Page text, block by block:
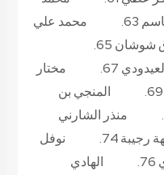
عبو 62. محمد عــلي بلقــــاسم 63. محمد علي
بن عيسى 64. محمد مرزوق شوشان 65.
محمود الذوادي 66. مختار العيدودي 67. مختار
اليحياوي 68. معز الجامعي 69. المنجي بن
صالح 70. منجية بن عمر 71. منذر الشارني
72. منير دبور 73. نزيهة رجيبة 74. نوفل
التونسي 75. الهادي الرداوي 76. الهادي